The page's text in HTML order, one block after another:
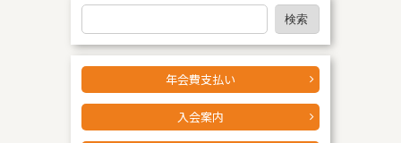
検
索
検索
年会費支払い
入会案内